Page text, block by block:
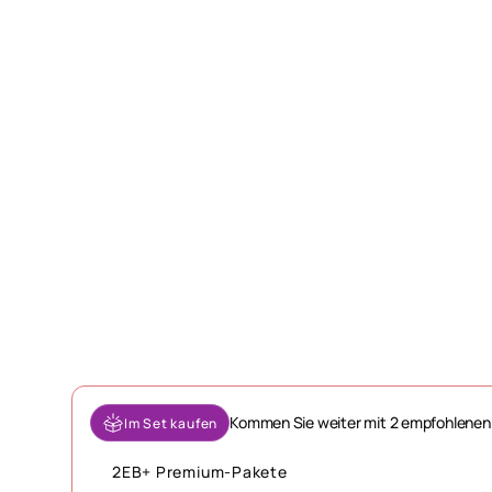
Im Set kaufen Kommen Sie weiter mit 2
2EB+ Premium-Pakete